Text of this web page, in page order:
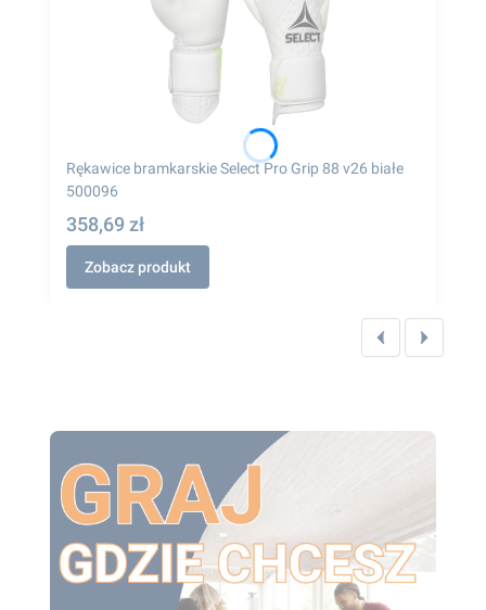
Rękawice bramkarskie Select Pro Grip 88 v26 białe
500096
358,69 zł
Zobacz produkt